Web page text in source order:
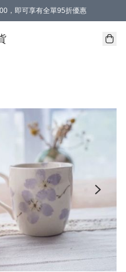
，即可享有全單95折優惠
費購物滿HK$680(折扣後），可享有